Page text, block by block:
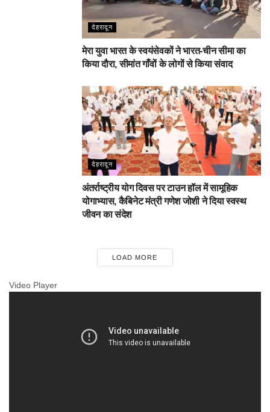
देहरादून
मेरा युवा भारत के स्वयंसेवकों ने भारत-चीन सीमा का
किया दौरा, सीमांत गाँवों के लोगों से किया संवाद
देहरादून
अंतर्राष्ट्रीय योग दिवस पर टाउन हॉल में सामूहिक
योगाभ्यास, कैबिनेट मंत्री गणेश जोशी ने दिया स्वस्थ
जीवन का संदेश
LOAD MORE
Video Player